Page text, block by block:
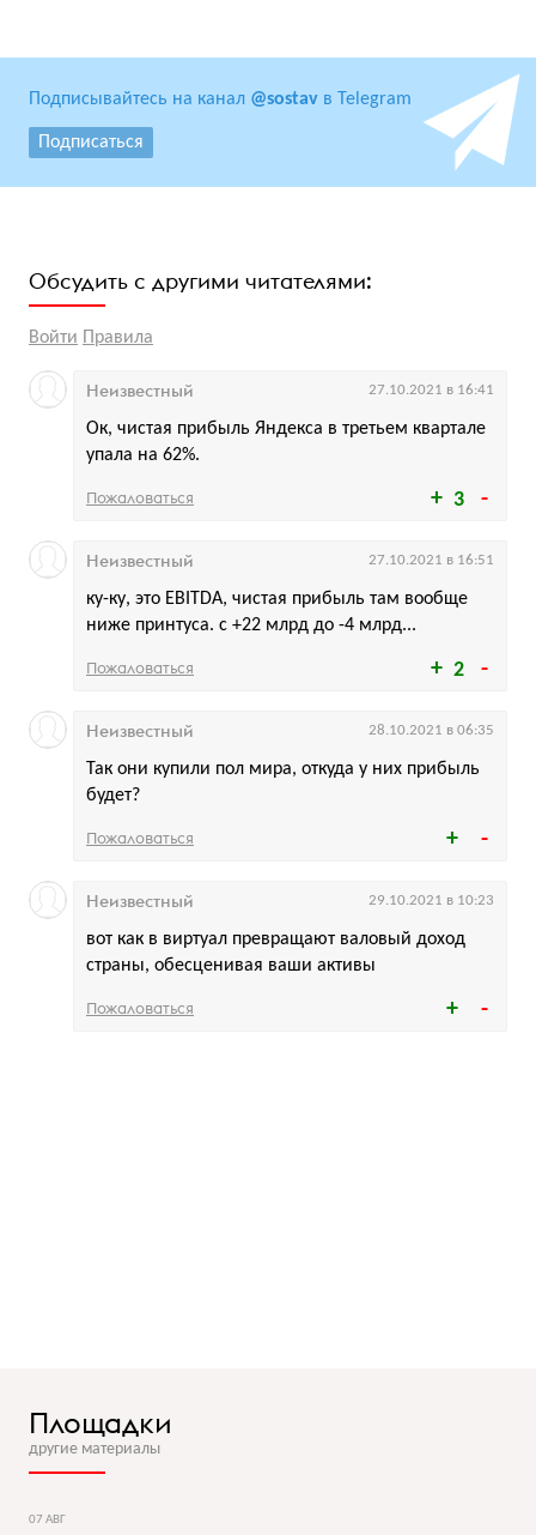
Подписывайтесь на канал @sostav в Telegram
Подписаться
Обсудить с другими читателями:
Войти Правила
3
Ок, чистая прибыль Яндекса в третьем квартале
упала на 62%.
Неизвестный 27.10.2021 в 16:41
Пожаловаться
2
ку-ку, это EBITDA, чистая прибыль там вообще
ниже принтуса. с +22 млрд до -4 млрд...
Неизвестный 27.10.2021 в 16:51
Пожаловаться
Так они купили пол мира, откуда у них прибыль
будет?
Неизвестный 28.10.2021 в 06:35
Пожаловаться
вот как в виртуал превращают валовый доход
страны, обесценивая ваши активы
Неизвестный 29.10.2021 в 10:23
Пожаловаться
Площадки
другие материалы
07 АВГ